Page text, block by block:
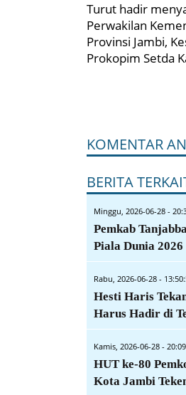
Turut hadir
Perwakilan
Provinsi Jambi,
Prokopim Setda
KOMENTAR
BERITA
Minggu, 2026-06-28 -
Pemkab
Piala Dunia 2026
Rabu, 2026-06-28 -
Hesti Haris
Harus Hadir di
Kamis, 2026-06-28 -
HUT ke-80
Kota Jambi